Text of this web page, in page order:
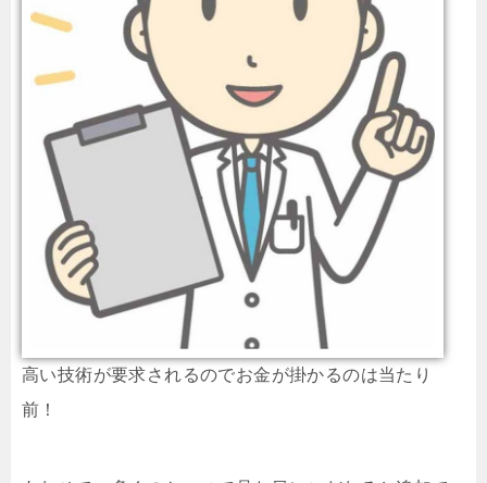
高い技術が要求されるのでお金が掛かるのは当たり
前！